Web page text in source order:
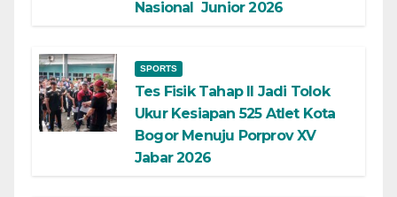
Nasional Junior 2026
SPORTS
Tes Fisik Tahap II Jadi Tolok
Ukur Kesiapan 525 Atlet Kota
Bogor Menuju Porprov XV
Jabar 2026